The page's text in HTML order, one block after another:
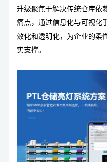
升级聚焦于解决传统仓库依
痛点，通过信息化与可视化
效化和透明化，为企业的柔
实支撑。